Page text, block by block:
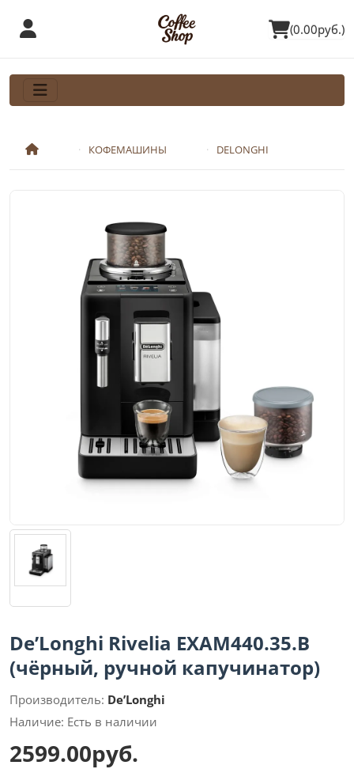
(0.00руб.)
КОФЕМАШИНЫ DELONGHI
De’Longhi Rivelia EXAM440.35.B
(чёрный, ручной капучинатор)
Производитель: De’Longhi
Наличие: Есть в наличии
2599.00руб.